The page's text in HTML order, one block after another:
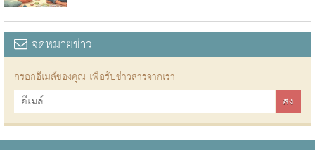
จดหมายข่าว
กรอกอีเมล์ของคุณ เพื่อรับข่าวสารจากเรา